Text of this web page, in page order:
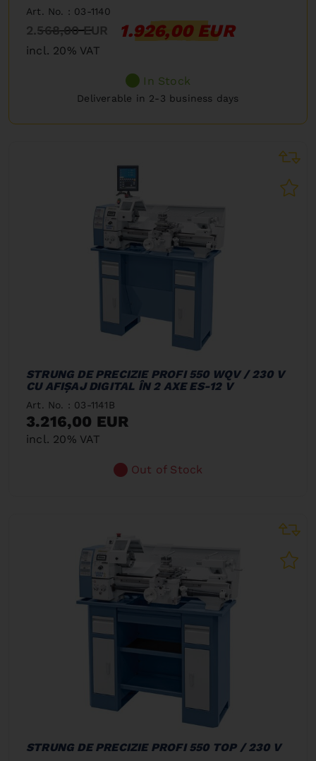
Art. No. : 03-1140
2.568,00 EUR 1.926,00 EUR
incl. 20% VAT
In Stock
Deliverable in 2-3 business days
STRUNG DE PRECIZIE PROFI 550 WQV / 230 V
CU AFIŞAJ DIGITAL ÎN 2 AXE ES-12 V
Art. No. : 03-1141B
3.216,00 EUR
incl. 20% VAT
Out of Stock
STRUNG DE PRECIZIE PROFI 550 TOP / 230 V